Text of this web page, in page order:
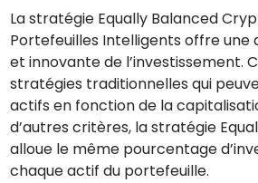
La stratégie Equally Balanced
Portefeuilles Intelligents offre
et innovante de l’investissement.
stratégies traditionnelles qui
actifs en fonction de la
d’autres critères, la stratégie
alloue le même pourcentage
chaque actif du portefeuille.